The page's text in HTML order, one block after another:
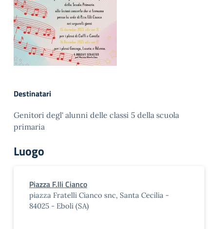
Destinatari
Genitori degl' alunni delle classi 5 della scuola
primaria
Luogo
Piazza F.lli Cianco
piazza Fratelli Cianco snc, Santa Cecilia -
84025 - Eboli (SA)